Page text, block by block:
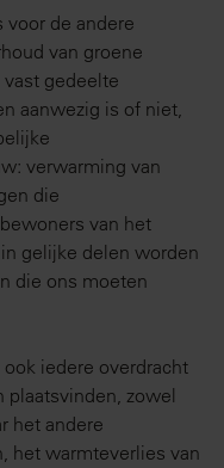
voor de andere
van groene
gedeelte
aanwezig is of niet,
verwarming van
die
van het
gelijke delen worden
die ons moeten
iedere overdracht
plaatsvinden, zowel
het andere
het warmteverlies van